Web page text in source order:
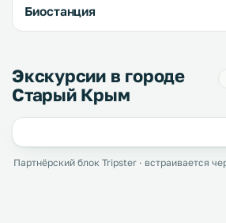
Биостанция
Экскурсии в городе
Старый Крым
Партнёрский блок Tripster · встраивается